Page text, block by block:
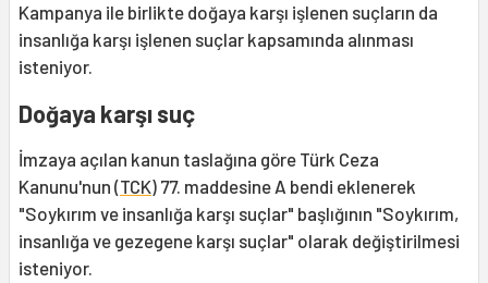
Kampanya ile birlikte doğaya karşı işlenen suçların da
insanlığa karşı işlenen suçlar kapsamında alınması
isteniyor.
Doğaya karşı suç
İmzaya açılan kanun taslağına göre Türk Ceza
Kanunu'nun (TCK) 77. maddesine A bendi eklenerek
"Soykırım ve insanlığa karşı suçlar" başlığının "Soykırım,
insanlığa ve gezegene karşı suçlar" olarak değiştirilmesi
isteniyor.